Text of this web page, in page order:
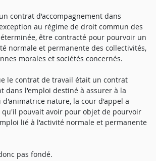
contrat d'accompagnement dans
au régime de droit commun des
être contracté pour pourvoir un
normale et permanente des collectivités,
morales et sociétés concernés.
le contrat de travail était un contrat
dans l'emploi destiné à assurer à la
nature, la cour d'appel a
pouvait avoir pour objet de pourvoir
lié à l'activité normale et permanente
pas fondé.